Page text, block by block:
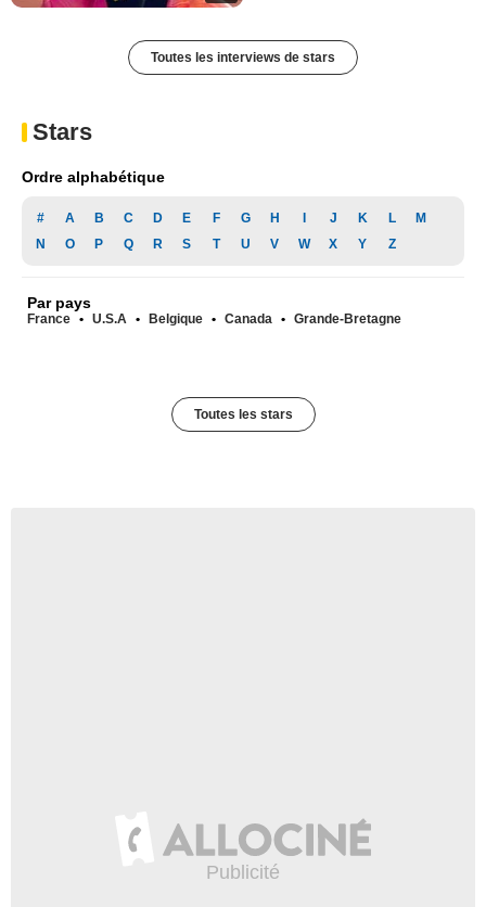
Toutes les interviews de stars
Stars
Ordre alphabétique
# A B C D E F G H J K L
M
N
O P Q R S T U V W X Y Z
Par pays
France U.S.A Belgique Canada Grande-Bretagne
Toutes les stars